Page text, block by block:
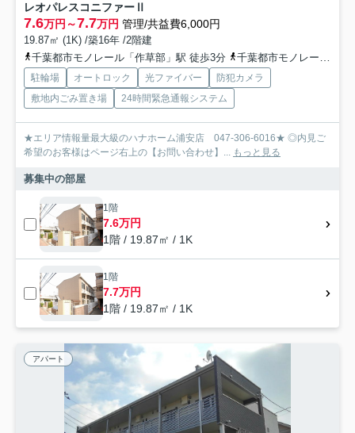
レオパレスコニファーⅡ
7.6万円～7.7万円 管理/共益費6,000円
19.87㎡ (1K) /築16年 /2階建
千葉都市モノレール「作草部」駅 徒歩3分
千葉都市モノレール「千葉公園」駅 徒歩8分
駐輪場 オートロック 光ファイバー
防犯カメラ
敷地内ごみ置き場
24時間緊急通報システム
★エリア情報量最大級のハナホーム浦安店 047-306-6016★ ◎内見ご
希望のお客様はページ右上の【お問い合わせ】... もっと見る
募集中の部屋
1階
7.6万円
1階 / 19.87㎡ / 1K
1階
7.7万円
1階 / 19.87㎡ / 1K
アパート